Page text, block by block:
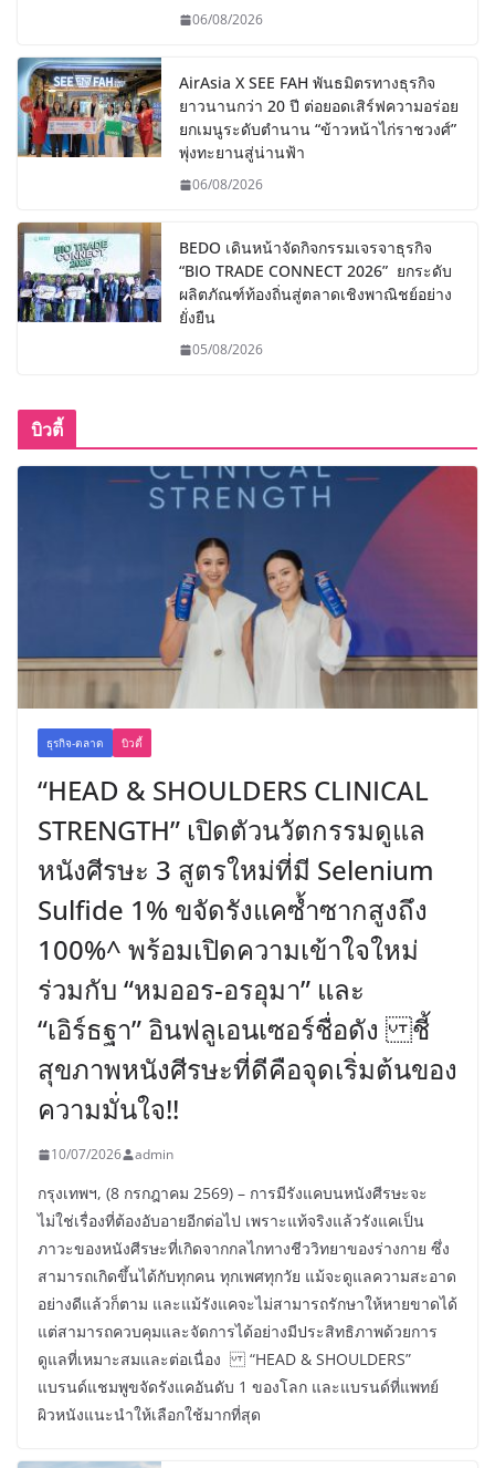
06/08/2026
AirAsia X SEE FAH พันธมิตรทางธุรกิจ
ยาวนานกว่า 20 ปี ต่อยอดเสิร์ฟความอร่อย
ยกเมนูระดับตำนาน “ข้าวหน้าไก่ราชวงศ์”
พุ่งทะยานสู่น่านฟ้า
06/08/2026
BEDO เดินหน้าจัดกิจกรรมเจรจาธุรกิจ
“BIO TRADE CONNECT 2026” ยกระดับ
ผลิตภัณฑ์ท้องถิ่นสู่ตลาดเชิงพาณิชย์อย่าง
ยั่งยืน
05/08/2026
บิวตี้
ธุรกิจ-ตลาด บิวตี้
“HEAD & SHOULDERS CLINICAL
STRENGTH” เปิดตัวนวัตกรรมดูแล
หนังศีรษะ 3 สูตรใหม่ที่มี Selenium
Sulfide 1% ขจัดรังแคซ้ำซากสูงถึง
100%^ พร้อมเปิดความเข้าใจใหม่
ร่วมกับ “หมออร-อรอุมา” และ
“เอิร์ธฐา” อินฟลูเอนเซอร์ชื่อดัง ชี้
สุขภาพหนังศีรษะที่ดีคือจุดเริ่มต้นของ
ความมั่นใจ!!
10/07/2026 admin
กรุงเทพฯ, (8 กรกฎาคม 2569) – การมีรังแคบนหนังศีรษะจะ
ไม่ใช่เรื่องที่ต้องอับอายอีกต่อไป เพราะแท้จริงแล้วรังแคเป็น
ภาวะของหนังศีรษะที่เกิดจากกลไกทางชีววิทยาของร่างกาย ซึ่ง
สามารถเกิดขึ้นได้กับทุกคน ทุกเพศทุกวัย แม้จะดูแลความสะอาด
อย่างดีแล้วก็ตาม และแม้รังแคจะไม่สามารถรักษาให้หายขาดได้
แต่สามารถควบคุมและจัดการได้อย่างมีประสิทธิภาพด้วยการ
ดูแลที่เหมาะสมและต่อเนื่อง “HEAD & SHOULDERS”
แบรนด์แชมพูขจัดรังแคอันดับ 1 ของโลก และแบรนด์ที่แพทย์
ผิวหนังแนะนำให้เลือกใช้มากที่สุด